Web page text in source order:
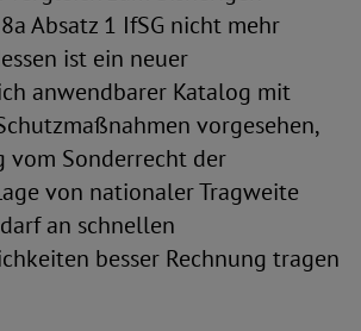
Absatz 1 IfSG nicht mehr
ist ein neuer
anwendbarer Katalog mit
vorgesehen,
vom Sonderrecht der
von nationaler Tragweite
an schnellen
besser Rechnung tragen